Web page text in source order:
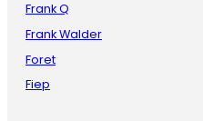
Frank Q
Frank Walder
Foret
Fiep